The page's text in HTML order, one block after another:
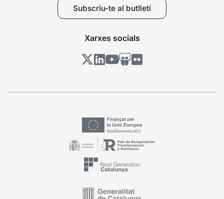
Subscriu-te al butlletí
Xarxes socials